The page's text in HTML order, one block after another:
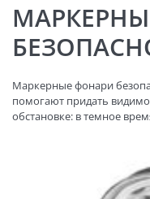
Маркерные фонари
помогают придать
обстановке: в темное
заключается в
о местоположении и
позволяет избежать